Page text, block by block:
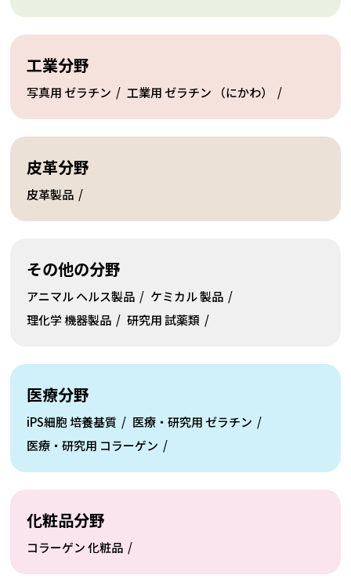
工業分野
写真用ゼラチン 工業用ゼラチン （にかわ）
皮革分野
皮革製品
その他の分野
アニマルヘルス製品 ケミカル製品
理化学 機器製品 研究用試薬類
医療分野
iPS細胞培養基質 医療・研究用ゼラチン
医療・研究用 コラーゲン
化粧品分野
コラーゲン化粧品